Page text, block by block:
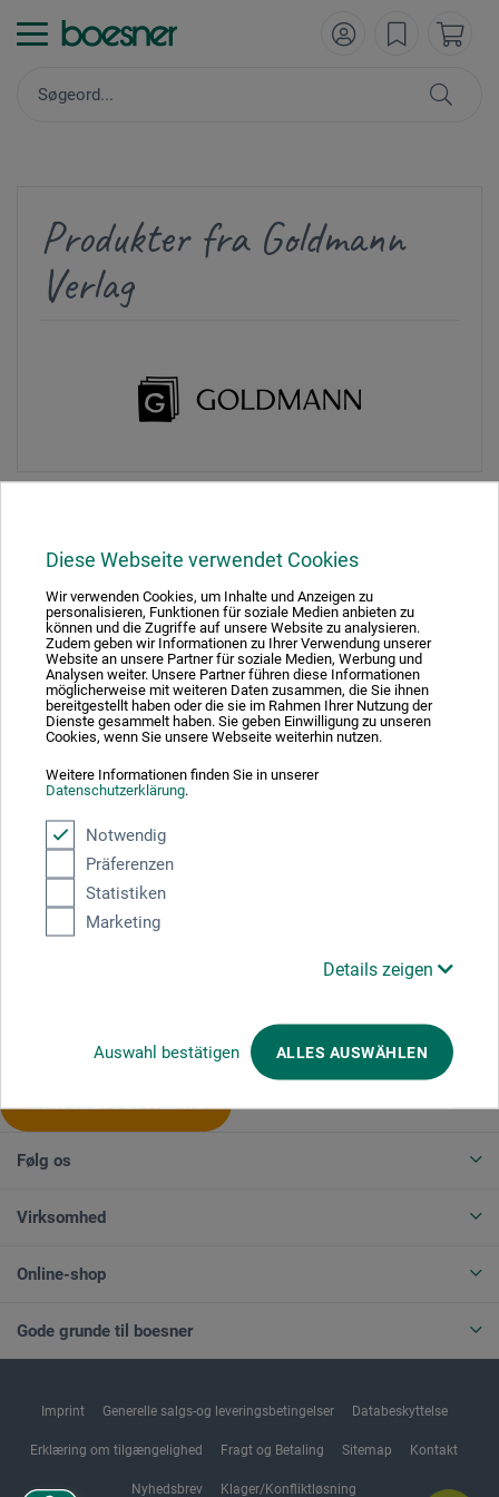
Diese Webseite verwendet Cookies
Wir verwenden Cookies, um Inhalte und Anzeigen zu
personalisieren, Funktionen für soziale Medien anbieten zu
können und die Zugriffe auf unsere Website zu analysieren.
Zudem geben wir Informationen zu Ihrer Verwendung unserer
Website an unsere Partner für soziale Medien, Werbung und
Analysen weiter. Unsere Partner führen diese Informationen
möglicherweise mit weiteren Daten zusammen, die Sie ihnen
bereitgestellt haben oder die sie im Rahmen Ihrer Nutzung der
Dienste gesammelt haben. Sie geben Einwilligung zu unseren
Cookies, wenn Sie unsere Webseite weiterhin nutzen.
Weitere Informationen finden Sie in unserer
Datenschutzerklärung.
Notwendig
Präferenzen
Statistiken
Marketing
Details zeigen
Auswahl bestätigen ALLES AUSWÄHLEN
Produkter fra Goldmann
Verlag
1
Absolut sikker
Betalingsmetoder
ANNULLER BESTILLING
Følg os
Virksomhed
Online-shop
Gode grunde til boesner
Imprint Generelle salgs-og leveringsbetingelser Databeskyttelse
Erklæring om tilgængelighed Fragt og Betaling Sitemap Kontakt
Nyhedsbrev Klager/Konfliktløsning